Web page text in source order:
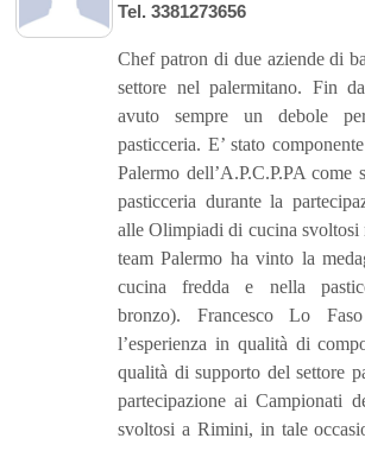
Tel. 3381273656
Chef patron di due aziende di
settore nel palermitano. Fin
avuto sempre un debole
pasticceria. E’ stato
Palermo dell’A.P.C.P.PA come
pasticceria durante la
alle Olimpiadi di cucina
team Palermo ha vinto la
cucina fredda e nella
bronzo). Francesco Lo
l’esperienza in qualità di
qualità di supporto del settore
partecipazione ai Campionati
svoltosi a Rimini, in tale